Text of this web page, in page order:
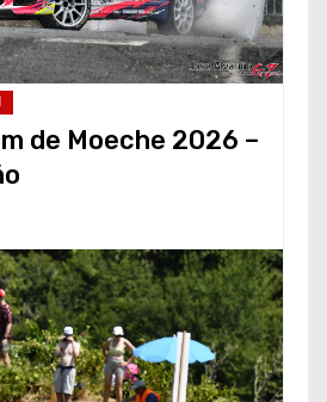
de Moeche 2026 –